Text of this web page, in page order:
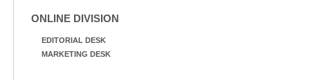
ONLINE DIVISION
EDITORIAL DESK
MARKETING DESK